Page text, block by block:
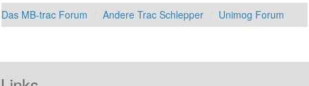
Das MB-trac Forum Andere Trac Schlepper Unimog Forum